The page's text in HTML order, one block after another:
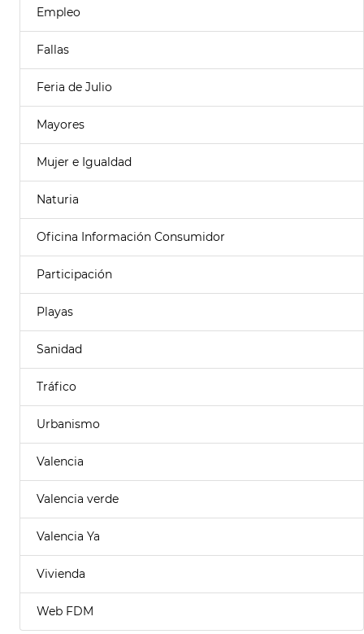
Empleo
Fallas
Feria de Julio
Mayores
Mujer e Igualdad
Naturia
Oficina Información Consumidor
Participación
Playas
Sanidad
Tráfico
Urbanismo
Valencia
Valencia verde
Valencia Ya
Vivienda
Web FDM